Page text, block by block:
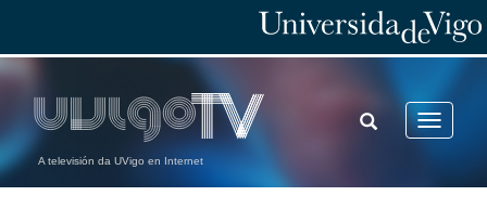
A televisión da UVigo en Internet
Toggle
TOGGLE
SEARCH